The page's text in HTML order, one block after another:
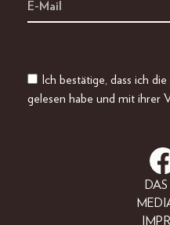
Ich bestätige, dass ich die
gelesen habe und mit ihrer